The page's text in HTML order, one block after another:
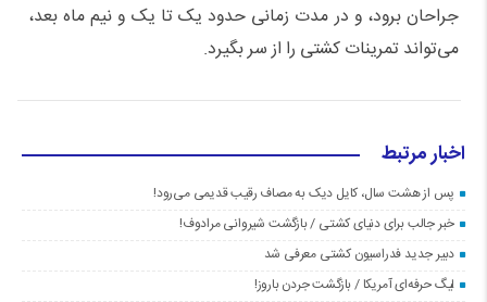
جراحان برود، و در مدت زمانی حدود یک تا یک و نیم ماه بعد،
می‌تواند تمرینات کشتی را از سر بگیرد.
اخبار مرتبط
پس از هشت سال، کایل دیک به مصاف رقیب قدیمی می‌رود!
خبر جالب برای دنیای کشتی / بازگشت شیروانی مرادوف!
دبیر جدید فدراسیون کشتی معرفی شد
لیگ حرفه‌ای آمریکا / بازگشت جردن باروز!